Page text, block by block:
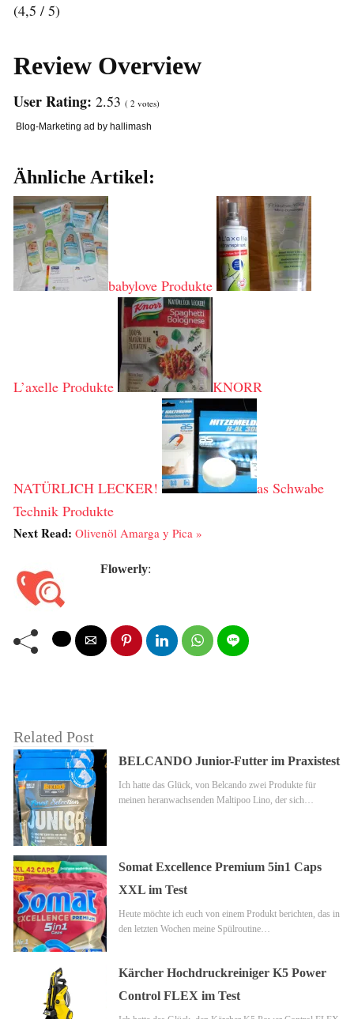
(4,5 / 5)
Review Overview
User Rating: 2.53 ( 2 votes)
Blog-Marketing ad by hallimash
Ähnliche Artikel:
babylove Produkte
L’axelle Produkte KNORR
NATÜRLICH LECKER!
as Schwabe
Technik Produkte
Next Read: Olivenöl Amarga y Pica »
Flowerly:
Related Post
BELCANDO Junior-Futter im Praxistest
Ich hatte das Glück, von Belcando zwei Produkte für
meinen heranwachsenden Maltipoo Lino, der sich…
Somat Excellence Premium 5in1 Caps
XXL im Test
Heute möchte ich euch von einem Produkt berichten, das in
den letzten Wochen meine Spülroutine…
Kärcher Hochdruckreiniger K5 Power
Control FLEX im Test